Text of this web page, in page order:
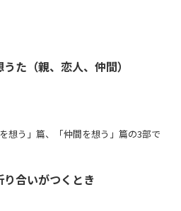
うた（親、恋人、仲間）
想う」篇、「仲間を想う」篇の3部で
り合いがつくとき